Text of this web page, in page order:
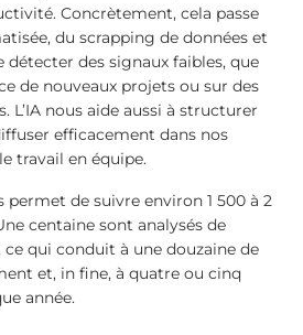
Concrètement, cela passe
du scrapping de données et
détecter des signaux faibles, que
de nouveaux projets ou sur des
L’IA nous aide aussi à structurer
efficacement dans nos
travail en équipe.
permet de suivre environ 1 500 à 2
centaine sont analysés de
qui conduit à une douzaine de
et, in fine, à quatre ou cinq
année.